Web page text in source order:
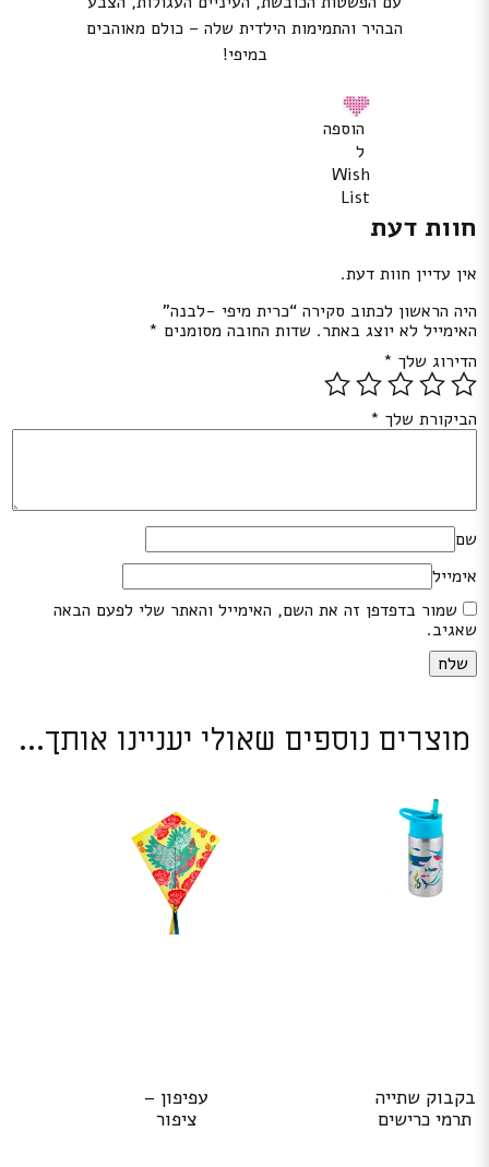
הבהיר והתמימות הילדית שלה – כולם מאוהבים
במיפי!
הוספה
ל
Wish
List
חוות דעת
אין עדיין חוות דעת.
היה הראשון לכתוב סקירה “כרית מיפי -לבנה”
האימייל לא יוצג באתר. שדות החובה מסומנים *
הדירוג שלך *
הביקורת שלך *
שם
אימייל
שמור בדפדפן זה את השם, האימייל והאתר שלי לפעם הבאה
שאגיב.
מוצרים נוספים שאולי יעניינו אותך...
בקבוק שתייה
תרמי כרישים
עפיפון –
ציפור